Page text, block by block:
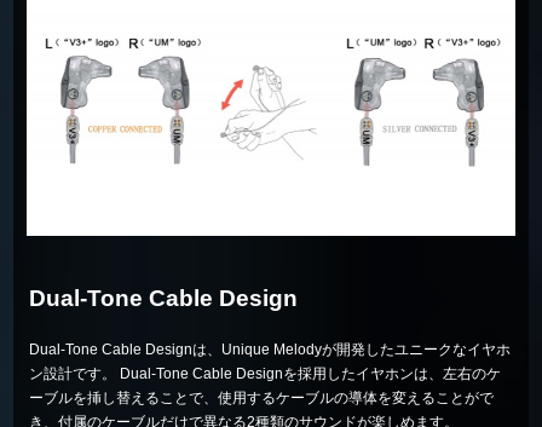
Dual-Tone Cable Design
Dual-Tone Cable Designは、Unique Melodyが開発したユニークなイヤホ
ン設計です。 Dual-Tone Cable Designを採用したイヤホンは、左右のケ
ーブルを挿し替えることで、使用するケーブルの導体を変えることがで
き、付属のケーブルだけで異なる2種類のサウンドが楽しめます。